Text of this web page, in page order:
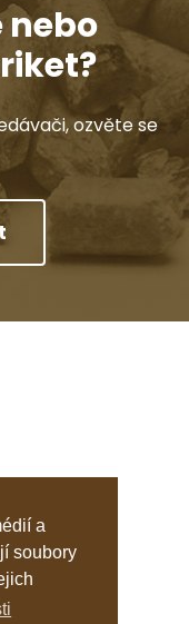
a
soubory
nebo
ozvěte se